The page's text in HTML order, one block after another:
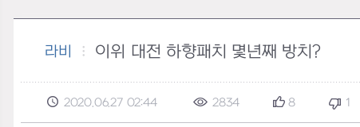
라비 이위 대전 하향패치 몇년째 방치?
2020.06.27 02:44 2834 8 1